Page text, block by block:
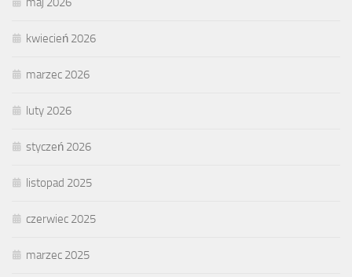
kwiecień 2026
marzec 2026
luty 2026
styczeń 2026
listopad 2025
czerwiec 2025
marzec 2025